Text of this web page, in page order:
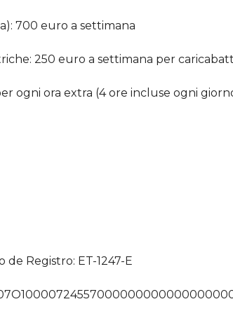
700 euro a settimana
250 euro a settimana per
ogni ora extra (4 ore incluse ogni
de Registro: ET-1247-E